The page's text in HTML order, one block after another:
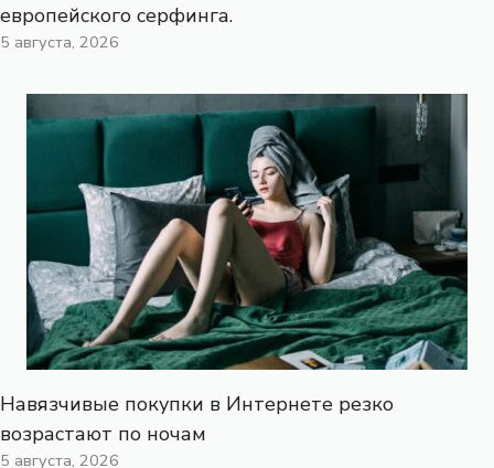
европейского серфинга.
5 августа, 2026
Навязчивые покупки в Интернете резко
возрастают по ночам
5 августа, 2026